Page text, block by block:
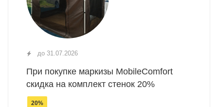
до 31.07.2026
При покупке маркизы MobileComfort
скидка на комплект стенок 20%
20%